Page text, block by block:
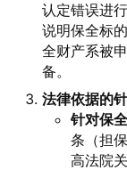
认定错误进
说明保全标
全财产系被
备。
法律依据的
针对保
条（担
高法院